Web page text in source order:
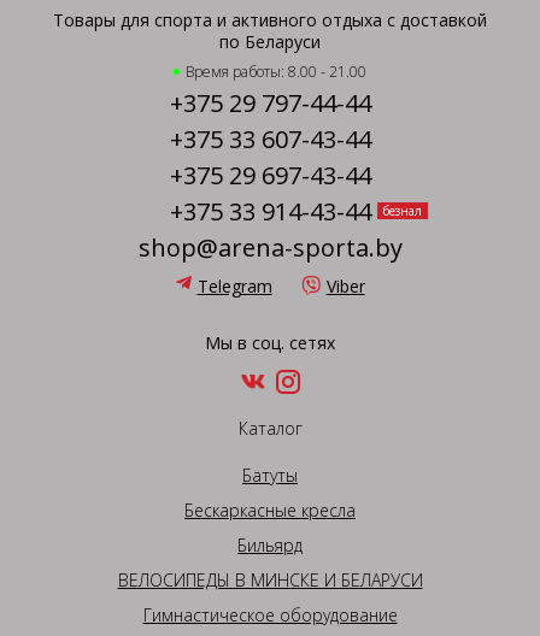
Товары для спорта и активного отдыха с доставкой
по Беларуси
Время работы: 8.00 - 21.00
+375 29 797-44-44
+375 33 607-43-44
+375 29 697-43-44
+375 33 914-43-44
безнал
shop@arena-sporta.by
Telegram Viber
Мы в соц. сетях
Каталог
Батуты
Бескаркасные кресла
Бильярд
ВЕЛОСИПЕДЫ В МИНСКЕ И БЕЛАРУСИ
Гимнастическое оборудование